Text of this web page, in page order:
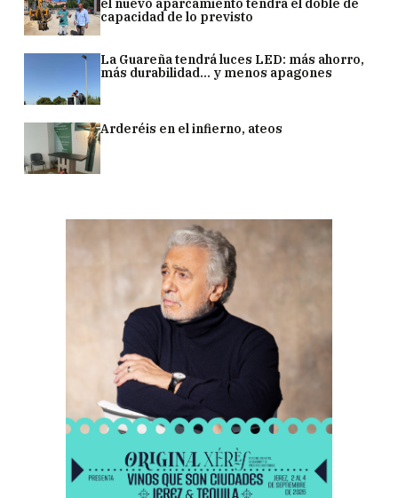
el nuevo aparcamiento tendrá el doble de
capacidad de lo previsto
La Guareña tendrá luces LED: más ahorro,
más durabilidad... y menos apagones
Arderéis en el infierno, ateos